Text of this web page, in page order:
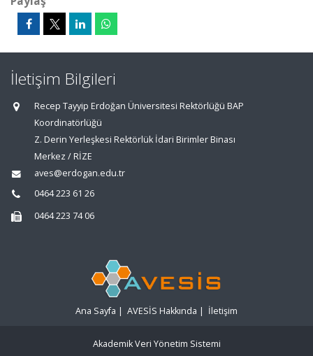
İletişim Bilgileri
Recep Tayyip Erdoğan Üniversitesi Rektörlüğü BAP
Koordinatörlüğü
Z. Derin Yerleşkesi Rektörlük İdari Birimler Binası
Merkez / RİZE
aves@erdogan.edu.tr
0464 223 61 26
0464 223 74 06
Ana Sayfa | AVESİS Hakkında | İletişim
Akademik Veri Yönetim Sistemi